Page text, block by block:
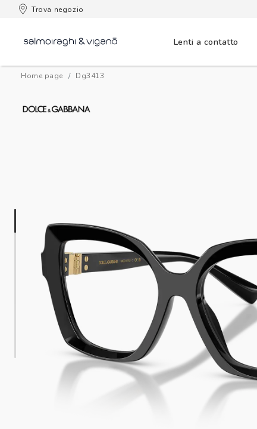
Trova negozio
Lenti a contatto
Home page dg3413
Reso gratuito entro 30 giorni